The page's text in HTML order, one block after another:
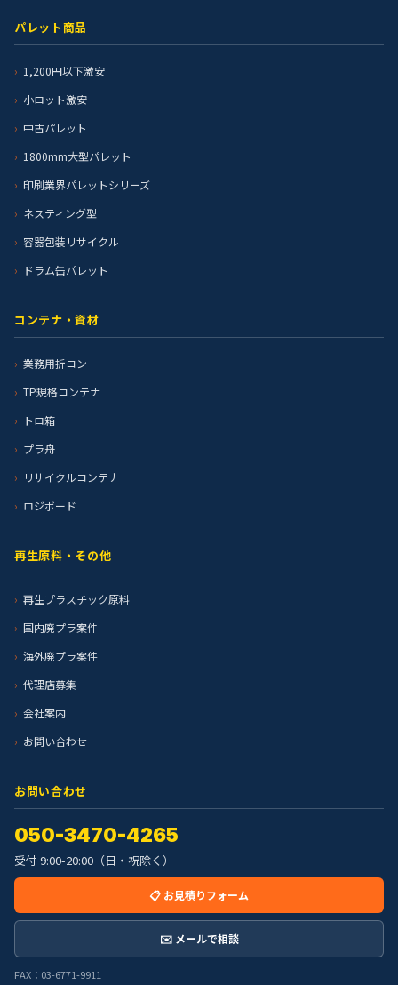
パレット商品
1,200円以下激安
小ロット激安
中古パレット
1800mm大型パレット
印刷業界パレットシリーズ
ネスティング型
容器包装リサイクル
ドラム缶パレット
コンテナ・資材
業務用折コン
TP規格コンテナ
トロ箱
プラ舟
リサイクルコンテナ
ロジボード
再生原料・その他
再生プラスチック原料
国内廃プラ案件
海外廃プラ案件
代理店募集
会社案内
お問い合わせ
お問い合わせ
050-3470-4265
受付 9:00-20:00（日・祝除く）
📋 お見積りフォーム
✉️ メールで相談
FAX：03-6771-9911